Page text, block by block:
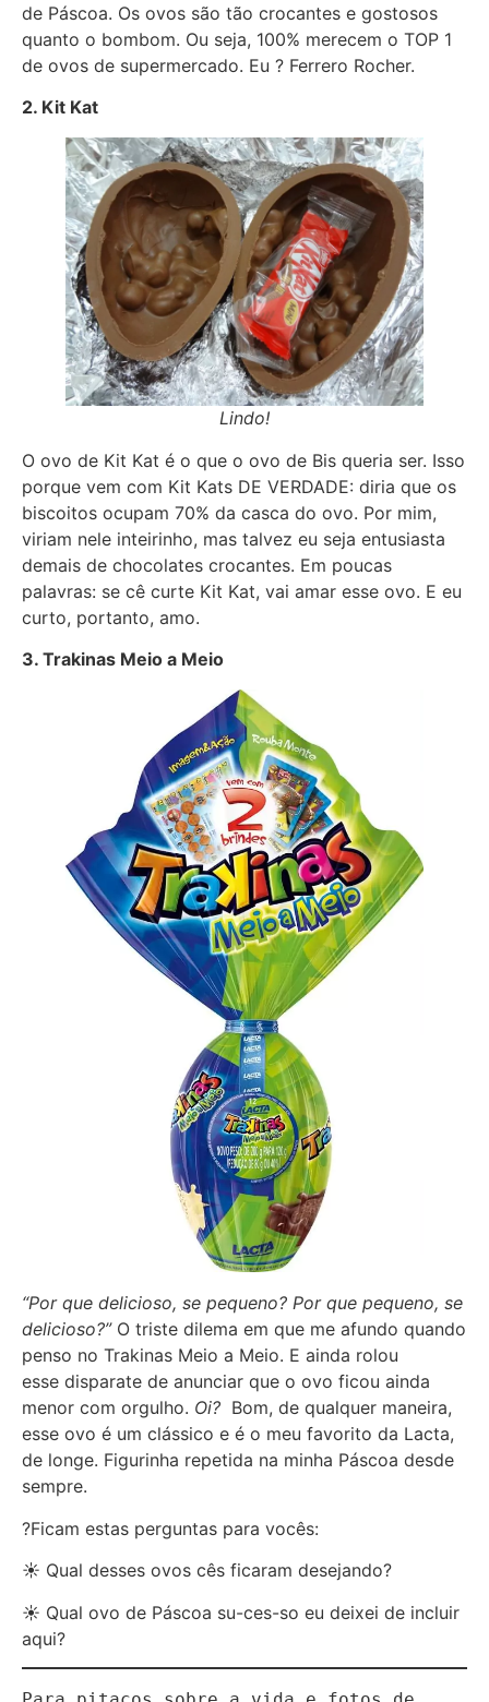
de Páscoa. Os ovos são tão crocantes e gostosos
quanto o bombom. Ou seja, 100% merecem o TOP 1
de ovos de supermercado. Eu ? Ferrero Rocher.
2. Kit Kat
Lindo!
O ovo de Kit Kat é o que o ovo de Bis queria ser. Isso
porque vem com Kit Kats DE VERDADE: diria que os
biscoitos ocupam 70% da casca do ovo. Por mim,
viriam nele inteirinho, mas talvez eu seja entusiasta
demais de chocolates crocantes. Em poucas
palavras: se cê curte Kit Kat, vai amar esse ovo. E eu
curto, portanto, amo.
3. Trakinas Meio a Meio
“Por que delicioso, se pequeno? Por que pequeno, se
delicioso?”O triste dilema em que me afundo quando
penso no Trakinas Meio a Meio. E ainda rolou
esse disparate de anunciar que o ovo ficou ainda
menor com orgulho. Oi? Bom, de qualquer maneira,
esse ovo é um clássico e é o meu favorito da Lacta,
de longe. Figurinha repetida na minha Páscoa desde
sempre.
?Ficam estas perguntas para vocês:
☀ Qual desses ovos cês ficaram desejando?
☀ Qual ovo de Páscoa su-ces-so eu deixei de incluir
aqui?